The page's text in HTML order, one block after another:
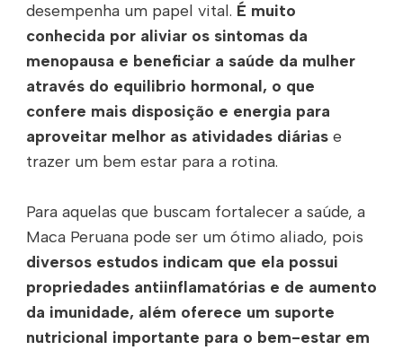
desempenha um papel vital. É muito
conhecida por aliviar os sintomas da
menopausa e beneficiar a saúde da mulher
através do equilibrio hormonal, o que
confere mais disposição e energia para
aproveitar melhor as atividades diárias e
trazer um bem estar para a rotina.
Para aquelas que buscam fortalecer a saúde, a
Maca Peruana pode ser um ótimo aliado, pois
diversos estudos indicam que ela possui
propriedades antiinflamatórias e de aumento
da imunidade, além oferece um suporte
nutricional importante para o bem-estar em